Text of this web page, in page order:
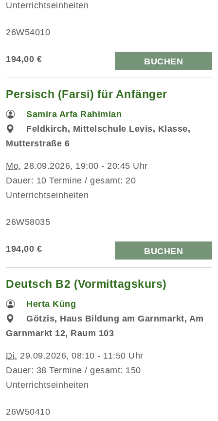
Unterrichtseinheiten
26W54010
194,00 € BUCHEN
Persisch (Farsi) für Anfänger
Samira Arfa Rahimian
Feldkirch, Mittelschule Levis, Klasse,
Mutterstraße 6
Mo. 28.09.2026, 19:00 - 20:45 Uhr
Dauer: 10 Termine / gesamt: 20
Unterrichtseinheiten
26W58035
194,00 € BUCHEN
Deutsch B2 (Vormittagskurs)
Herta Küng
Götzis, Haus Bildung am Garnmarkt, Am
Garnmarkt 12, Raum 103
Di. 29.09.2026, 08:10 - 11:50 Uhr
Dauer: 38 Termine / gesamt: 150
Unterrichtseinheiten
26W50410